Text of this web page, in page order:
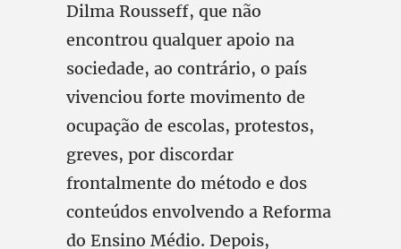
Dilma Rousseff, que não
encontrou qualquer apoio na
sociedade, ao contrário, o país
vivenciou forte movimento de
ocupação de escolas, protestos,
greves, por discordar
frontalmente do método e dos
conteúdos envolvendo a Reforma
do Ensino Médio. Depois,